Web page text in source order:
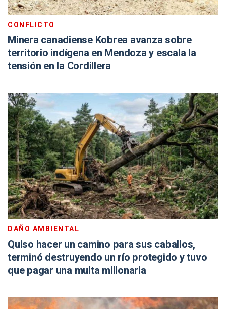
CONFLICTO
Minera canadiense Kobrea avanza sobre
territorio indígena en Mendoza y escala la
tensión en la Cordillera
DAÑO AMBIENTAL
Quiso hacer un camino para sus caballos,
terminó destruyendo un río protegido y tuvo
que pagar una multa millonaria